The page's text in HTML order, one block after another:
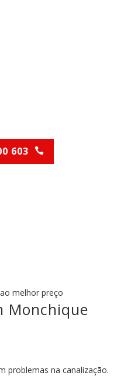
603
Monchique
problemas na canalização.